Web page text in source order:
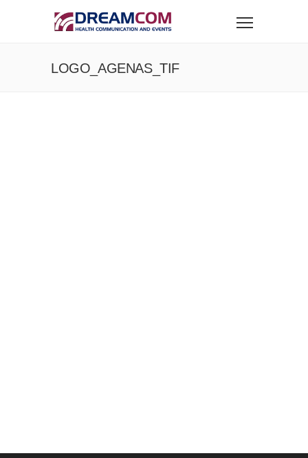
LOGO_AGENAS_TIF